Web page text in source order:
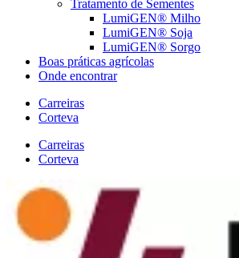
Tratamento de Sementes
LumiGEN® Milho
LumiGEN® Soja
LumiGEN® Sorgo
Boas práticas agrícolas
Onde encontrar
Carreiras
Corteva
Carreiras
Corteva